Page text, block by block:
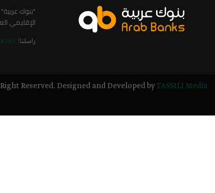
"بنوك
الإقليمي
راسلنا:
Reserved. Designed and Developed byTASSILI Media